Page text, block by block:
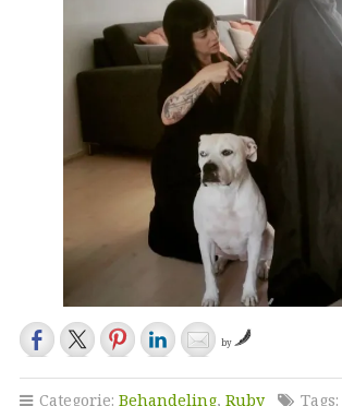
by
Categorie: Behandeling, Ruby Tags: